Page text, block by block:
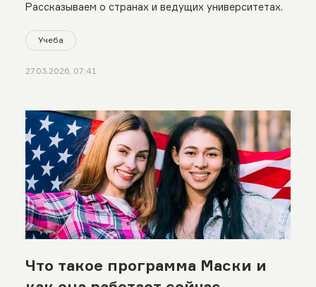
Рассказываем о странах и ведущих университетах.
Учеба
27.03.2026, 07:41
Что такое программа Маски и